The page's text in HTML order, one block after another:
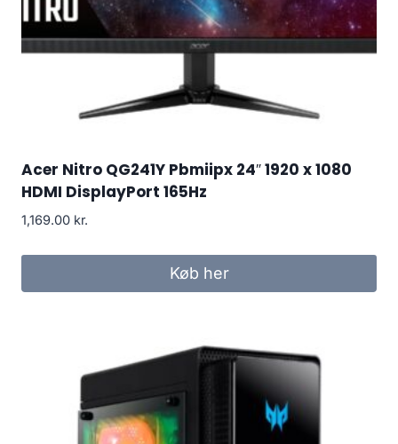
Acer Nitro QG241Y Pbmiipx 24″ 1920 x 1080
HDMI DisplayPort 165Hz
1,169.00 kr.
Køb her